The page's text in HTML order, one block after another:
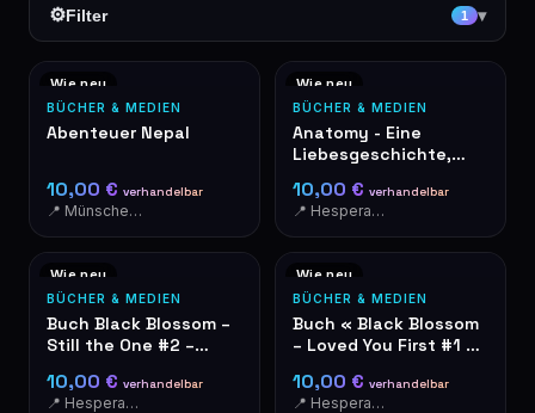
⚙Filter 1 ▾
Wie neu
BÜCHER & MEDIEN
Abenteuer Nepal
10,00 € verhandelbar
📍 Münschecker
Wie neu
BÜCHER & MEDIEN
Anatomy - Eine
Liebesgeschichte,
10,00 € verhandelbar
📍 Hesperange
Wie neu
BÜCHER & MEDIEN
Buch Black Blossom –
Still the One #2 –
10,00 € verhandelbar
📍 Hesperange
Wie neu
BÜCHER & MEDIEN
Buch « Black Blossom
– Loved You First #1 »
10,00 € verhandelbar
📍 Hesperange